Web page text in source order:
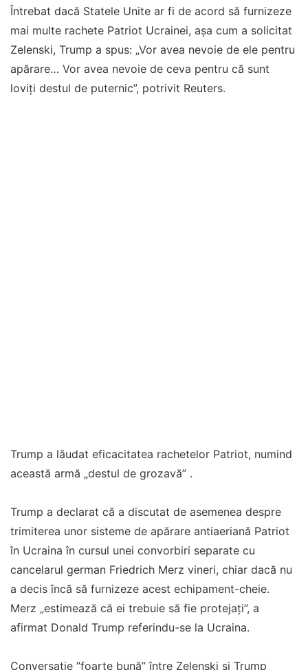
Întrebat dacă Statele Unite ar fi de acord să furnizeze
mai multe rachete Patriot Ucrainei, aşa cum a solicitat
Zelenski, Trump a spus: „Vor avea nevoie de ele pentru
apărare… Vor avea nevoie de ceva pentru că sunt
loviţi destul de puternic”, potrivit Reuters.
Trump a lăudat eficacitatea rachetelor Patriot, numind
această armă „destul de grozavă” .
Trump a declarat că a discutat de asemenea despre
trimiterea unor sisteme de apărare antiaeriană Patriot
în Ucraina în cursul unei convorbiri separate cu
cancelarul german Friedrich Merz vineri, chiar dacă nu
a decis încă să furnizeze acest echipament-cheie.
Merz „estimează că ei trebuie să fie protejaţi”, a
afirmat Donald Trump referindu-se la Ucraina.
Conversație ”foarte bună” între Zelenski și Trump